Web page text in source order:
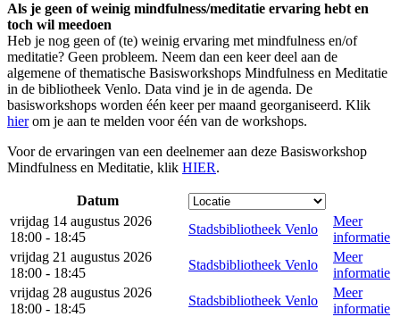
Als je geen of weinig mindfulness/meditatie ervaring hebt en
toch wil meedoen
Heb je nog geen of (te) weinig ervaring met mindfulness en/of
meditatie? Geen probleem. Neem dan een keer deel aan de
algemene of thematische Basisworkshops Mindfulness en Meditatie
in de bibliotheek Venlo. Data vind je in de agenda. De
basisworkshops worden één keer per maand georganiseerd. Klik
hierom je aan te melden voor één van de workshops.
Voor de ervaringen van een deelnemer aan deze Basisworkshop
Mindfulness en Meditatie, klik HIER.
Datum
vrijdag 14 augustus 2026
18:00 - 18:45
Stadsbibliotheek Venlo
Meer
informatie
vrijdag 21 augustus 2026
18:00 - 18:45
Stadsbibliotheek Venlo
Meer
informatie
vrijdag 28 augustus 2026
18:00 - 18:45
Stadsbibliotheek Venlo
Meer
informatie